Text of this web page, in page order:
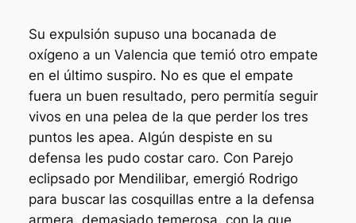
Su expulsión supuso una bocanada de
oxígeno a un Valencia que temió otro empate
en el último suspiro. No es que el empate
fuera un buen resultado, pero permitía seguir
vivos en una pelea de la que perder los tres
puntos les apea. Algún despiste en su
defensa les pudo costar caro. Con Parejo
eclipsado por Mendilibar, emergió Rodrigo
para buscar las cosquillas entre a la defensa